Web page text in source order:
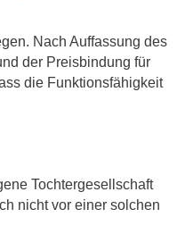
Nach Auffassung des
der Preisbindung für
die Funktionsfähigkeit
Tochtergesellschaft
nicht vor einer solchen